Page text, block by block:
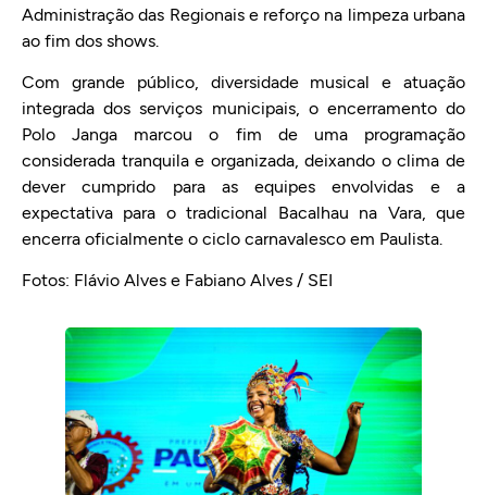
Administração das Regionais e reforço na limpeza urbana
ao fim dos shows.
Com grande público, diversidade musical e atuação
integrada dos serviços municipais, o encerramento do
Polo Janga marcou o fim de uma programação
considerada tranquila e organizada, deixando o clima de
dever cumprido para as equipes envolvidas e a
expectativa para o tradicional Bacalhau na Vara, que
encerra oficialmente o ciclo carnavalesco em Paulista.
Fotos: Flávio Alves e Fabiano Alves / SEI